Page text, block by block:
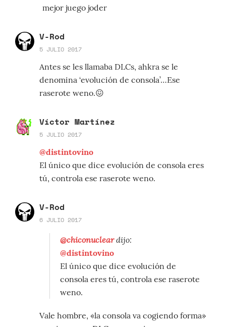
mejor juego joder
V-Rod
5 JULIO 2017
Antes se les llamaba DLCs, ahkra se le
denomina ‘evolución de consola’…Ese
raserote weno.😖
Víctor Martínez
5 JULIO 2017
@distintovino
El único que dice evolución de consola eres
tú, controla ese raserote weno.
V-Rod
6 JULIO 2017
@chiconucleardijo:
@distintovino
El único que dice evolución de
consola eres tú, controla ese raserote
weno.
Vale hombre, «la consola va cogiendo forma»